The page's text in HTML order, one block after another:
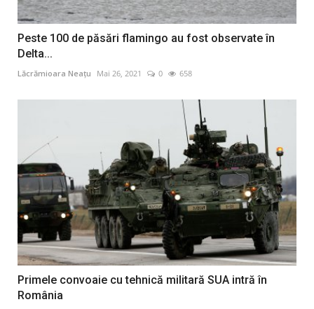
Peste 100 de păsări flamingo au fost observate în
Delta...
Lăcrămioara Neațu Mai 26, 2021 0 658
Primele convoaie cu tehnică militară SUA intră în
România